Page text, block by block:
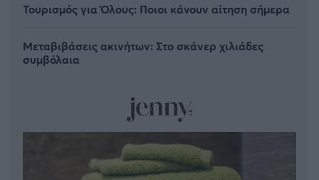
Τουρισμός για Όλους: Ποιοι κάνουν αίτηση σήμερα
Μεταβιβάσεις ακινήτων: Στο σκάνερ χιλιάδες
συμβόλαια